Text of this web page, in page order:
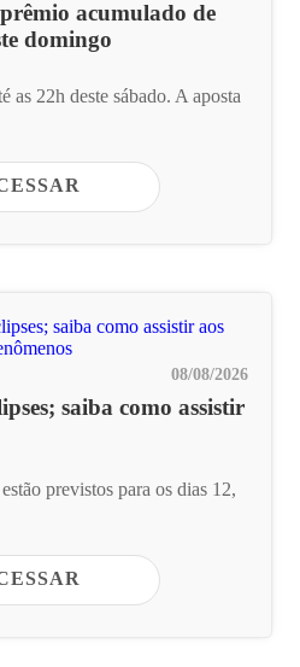
acumulado de
domingo
as 22h deste sábado. A aposta
08/08/2026
saiba como assistir
previstos para os dias 12,